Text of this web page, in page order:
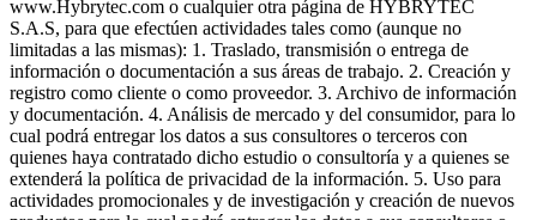
www.Hybrytec.com o cualquier otra página de HYBRYTEC
S.A.S, para que efectúen actividades tales como (aunque no
limitadas a las mismas): 1. Traslado, transmisión o entrega de
información o documentación a sus áreas de trabajo. 2. Creación y
registro como cliente o como proveedor. 3. Archivo de información
y documentación. 4. Análisis de mercado y del consumidor, para lo
cual podrá entregar los datos a sus consultores o terceros con
quienes haya contratado dicho estudio o consultoría y a quienes se
extenderá la política de privacidad de la información. 5. Uso para
actividades promocionales y de investigación y creación de nuevos